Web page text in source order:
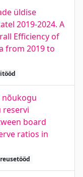
üldise
2019-2024. A
Efficiency of
from 2019 to
nõukogu
reservi
board
ratios in